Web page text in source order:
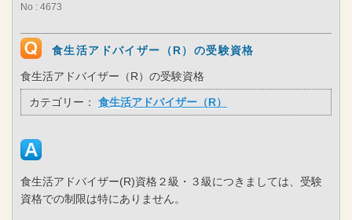
No : 4673
食生活アドバイザー（R）の受験資格
食生活アドバイザー（R）の受験資格
カテゴリー： 食生活アドバイザー（R）
食生活アドバイザー(R)資格２級・３級につきましては、受験
資格での制限は特にありません。